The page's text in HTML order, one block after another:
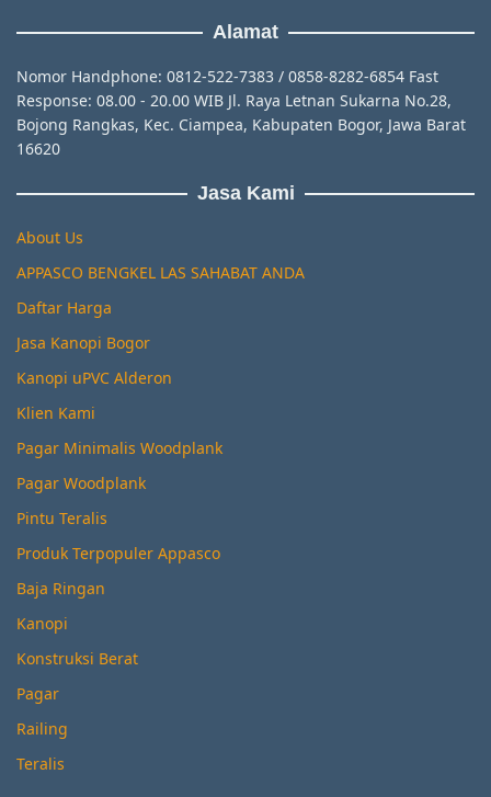
Alamat
Nomor Handphone: 0812-522-7383 / 0858-8282-6854 Fast
Response: 08.00 - 20.00 WIB Jl. Raya Letnan Sukarna No.28,
Bojong Rangkas, Kec. Ciampea, Kabupaten Bogor, Jawa Barat
16620
Jasa Kami
About Us
APPASCO BENGKEL LAS SAHABAT ANDA
Daftar Harga
Jasa Kanopi Bogor
Kanopi uPVC Alderon
Klien Kami
Pagar Minimalis Woodplank
Pagar Woodplank
Pintu Teralis
Produk Terpopuler Appasco
Baja Ringan
Kanopi
Konstruksi Berat
Pagar
Railing
Teralis